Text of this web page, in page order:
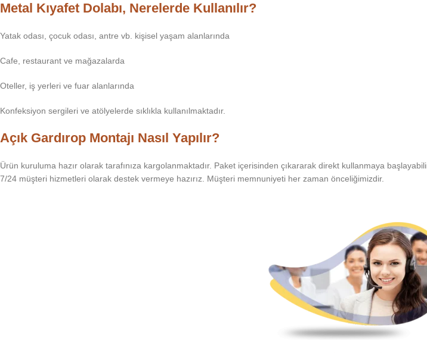
Metal Kıyafet Dolabı, Nerelerde Kullanılır?
Yatak odası, çocuk odası, antre vb. kişisel yaşam alanlarında
Cafe, restaurant ve mağazalarda
Oteller, iş yerleri ve fuar alanlarında
Konfeksiyon sergileri ve atölyelerde sıklıkla kullanılmaktadır.
Açık Gardırop Montajı Nasıl Yapılır?
Ürün kuruluma hazır olarak tarafınıza kargolanmaktadır. Paket içerisinden çıkararak direkt kullanmaya
7/24 müşteri hizmetleri olarak destek vermeye hazırız. Müşteri memnuniyeti her zaman önceliğimizdir.